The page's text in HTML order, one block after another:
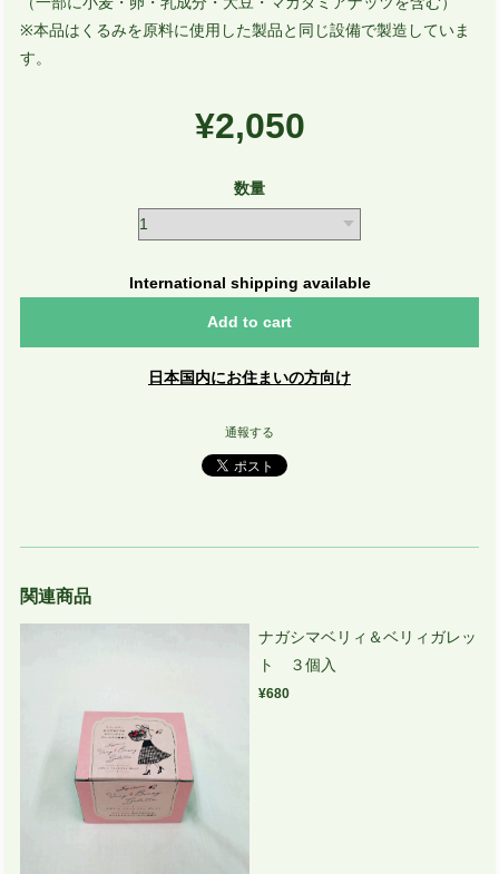
※本品はくるみを原料に使用した製品と同じ設備で製造していま
す。
¥2,050
数量
International shipping available
Add to cart
日本国内にお住まいの方向け
通報する
関連商品
ナガシマベリィ＆ベリィガレッ
ト ３個入
¥680